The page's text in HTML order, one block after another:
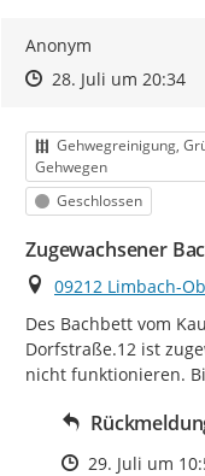
Anonym
Zeitpunkt des
Zeitpunkt des
28. Juli um 20:34
Kategorie
Gehwegreinigung,
Gehwegen
Status
Geschlossen
Zugewachsener
Ort
09212 Limbach-
Des Bachbett vom
Dorfstraße.12 ist
nicht funktionieren.
Zeitpunkt des
29. Juli um